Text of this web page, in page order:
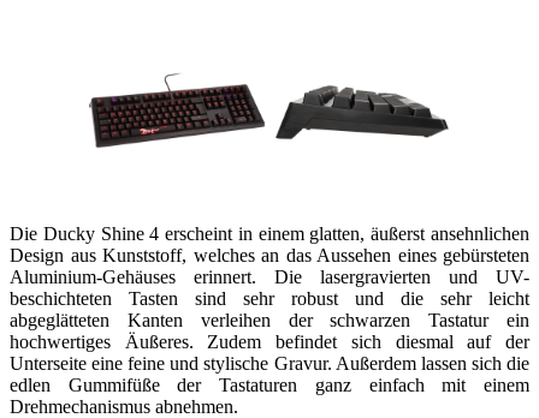
Die Ducky Shine 4 erscheint in einem glatten, äußerst ansehnlichen
Design aus Kunststoff, welches an das Aussehen eines gebürsteten
Aluminium-Gehäuses erinnert. Die lasergravierten und UV-
beschichteten Tasten sind sehr robust und die sehr leicht
abgeglätteten Kanten verleihen der schwarzen Tastatur ein
hochwertiges Äußeres. Zudem befindet sich diesmal auf der
Unterseite eine feine und stylische Gravur. Außerdem lassen sich die
edlen Gummifüße der Tastaturen ganz einfach mit einem
Drehmechanismus abnehmen.